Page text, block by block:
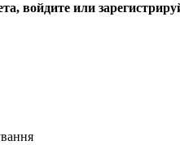
войдите или